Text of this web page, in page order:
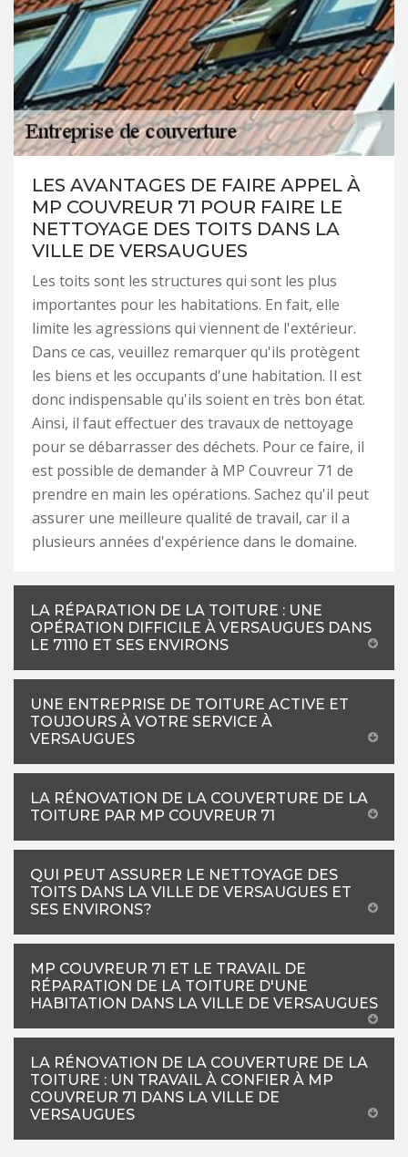
LES AVANTAGES DE FAIRE APPEL À
MP COUVREUR 71 POUR FAIRE LE
NETTOYAGE DES TOITS DANS LA
VILLE DE VERSAUGUES
Les toits sont les structures qui sont les plus
importantes pour les habitations. En fait, elle
limite les agressions qui viennent de l'extérieur.
Dans ce cas, veuillez remarquer qu'ils protègent
les biens et les occupants d'une habitation. Il est
donc indispensable qu'ils soient en très bon état.
Ainsi, il faut effectuer des travaux de nettoyage
pour se débarrasser des déchets. Pour ce faire, il
est possible de demander à MP Couvreur 71 de
prendre en main les opérations. Sachez qu'il peut
assurer une meilleure qualité de travail, car il a
plusieurs années d'expérience dans le domaine.
LA RÉPARATION DE LA TOITURE : UNE
OPÉRATION DIFFICILE À VERSAUGUES DANS
LE 71110 ET SES ENVIRONS
UNE ENTREPRISE DE TOITURE ACTIVE ET
TOUJOURS À VOTRE SERVICE À
VERSAUGUES
LA RÉNOVATION DE LA COUVERTURE DE LA
TOITURE PAR MP COUVREUR 71
QUI PEUT ASSURER LE NETTOYAGE DES
TOITS DANS LA VILLE DE VERSAUGUES ET
SES ENVIRONS?
MP COUVREUR 71 ET LE TRAVAIL DE
RÉPARATION DE LA TOITURE D'UNE
HABITATION DANS LA VILLE DE VERSAUGUES
LA RÉNOVATION DE LA COUVERTURE DE LA
TOITURE : UN TRAVAIL À CONFIER À MP
COUVREUR 71 DANS LA VILLE DE
VERSAUGUES